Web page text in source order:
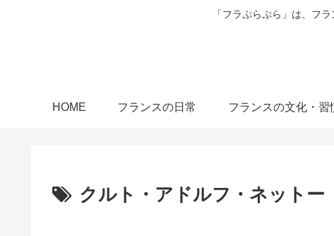
「フラぷらぷら」は、フ
HOME フランスの日常 フランスの文化・習
クルト・アドルフ・ネットー